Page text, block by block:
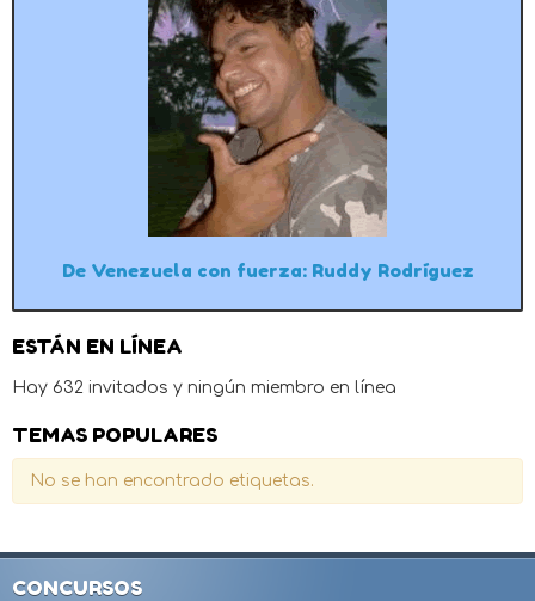
De Venezuela con fuerza: Ruddy Rodríguez
ESTÁN EN LÍNEA
Hay 632 invitados y ningún miembro en línea
TEMAS POPULARES
No se han encontrado etiquetas.
CONCURSOS